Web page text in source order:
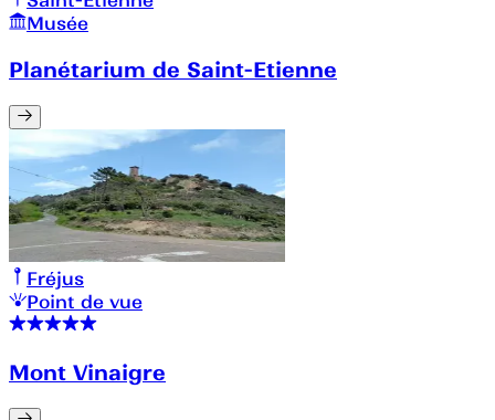
Musée
Planétarium de Saint-Etienne
Fréjus
Point de vue
Mont Vinaigre